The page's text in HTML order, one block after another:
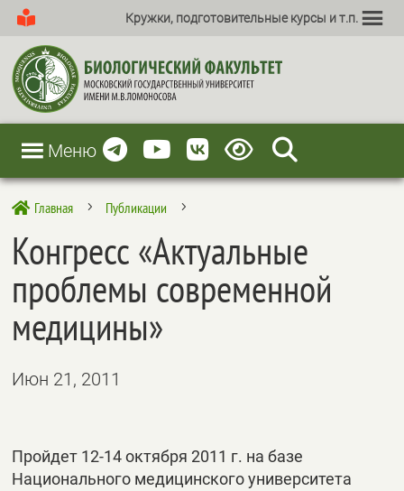
Кружки, подготовительные курсы и т.п.
Меню
 Главная 5 Публикации 5
Конгресс «Актуальные
проблемы современной
медицины»
Июн 21, 2011
Пройдет 12-14 октября 2011 г. на базе
Национального медицинского университета